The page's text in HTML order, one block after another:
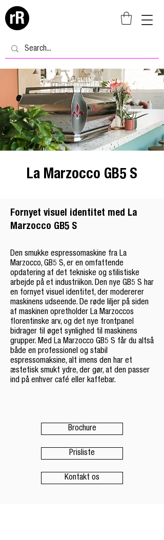
La Marzocco GB5 S
Fornyet visuel identitet med La
Marzocco GB5 S
Den smukke espressomaskine fra La
Marzocco, GB5 S, er en omfattende
opdatering af det tekniske og stilistiske
arbejde på et industriikon. Den nye GB5 S har
en fornyet visuel identitet, der modererer
maskinens udseende. De røde liljer på siden
af ​​maskinen opretholder La Marzoccos
florentinske arv, og det nye frontpanel
bidrager til øget synlighed til maskinens
grupper. Med La Marzocco GB5 S får du altså
både en professionel og stabil
espressomaksine, alt imens den har et
æstetisk smukt ydre, der gør, at den passer
ind på enhver café eller kaffebar.
Brochure
Prisliste
Kontakt os